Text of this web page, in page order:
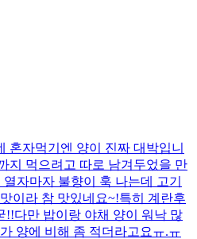
혼자먹기엔 양이 진짜 대박입니
지 먹으려고 따로 남겨두었을 만
자마자 불향이 훅 나는데 고기
이라 참 맛있네요~!특히 계란후
다만 밥이랑 야채 양이 워낙 많
양에 비해 좀 적더라고요ㅠ.ㅠ